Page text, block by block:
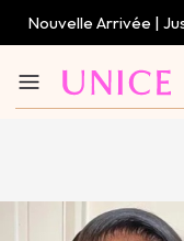
Nouvelle Arrivée |